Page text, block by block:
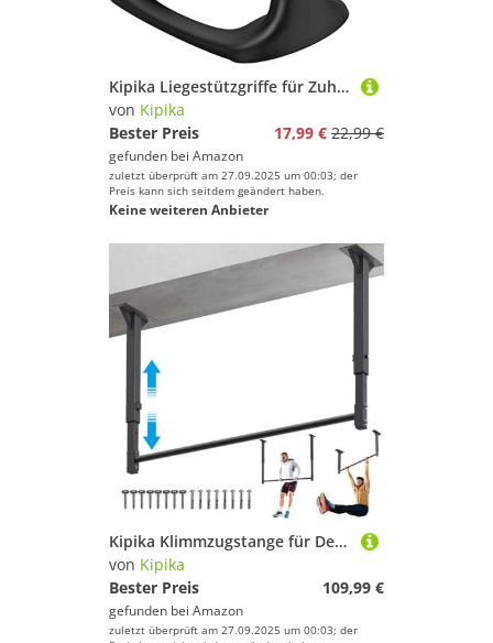
Kipika Liegestützgriffe für Zuhause – Push-Up Bars mit Anti-Rutsch-Unterseite,Soft Handles,Schwarz,Set of 2
von Kipika
Bester Preis
17,99 € 22,99 €
gefunden bei Amazon
zuletzt überprüft am 27.09.2025 um 00:03; der
Preis kann sich seitdem geändert haben.
Keine weiteren Anbieter
Kipika Klimmzugstange für Deckenmontage, 121,9 cm, robuste Stahl-Klimmzugstange mit 4-stufiger Höhenverstellung, stabil, langlebig und, 227 kg Kapazität
von Kipika
Bester Preis
109,99 €
gefunden bei Amazon
zuletzt überprüft am 27.09.2025 um 00:03; der